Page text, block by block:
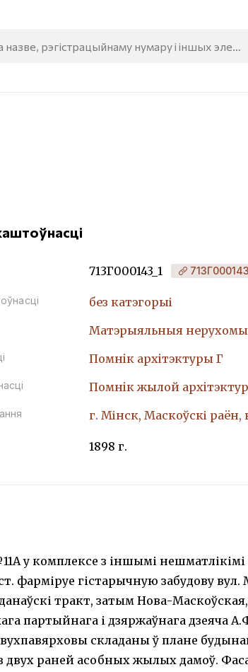
713Г000143_1 713Г000143
без катэгорыі
Матэрыяльныя
Помнiк архiтэктуры Г
Помнiк жылой
г. Мінск, Маскоўскі раён,
1898 г.
у комплексе з іншымі нешматлікімі
фарміруе гістарычную забудову
тракт, затым Нова-Маскоўская,
партыйнага і дзяржаўнага дзеяча
складаны ў плане
двух раней асобных жылых дамоў.